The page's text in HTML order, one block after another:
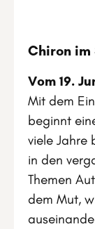
Chiron im
Vom 19.
Mit dem
beginnt
viele Jahre
in den
Themen
dem Mut,